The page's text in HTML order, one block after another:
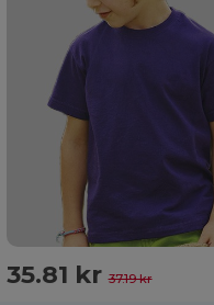
35.81 kr37.19 kr